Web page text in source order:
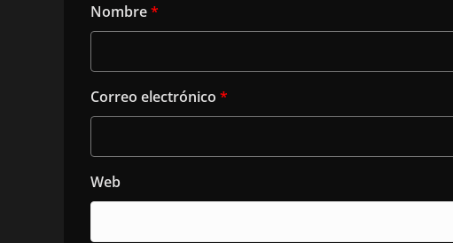
Nombre*
Correo electrónico *
Web